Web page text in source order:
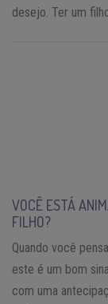
desejo. Ter um
VOCÊ ESTÁ
FILHO?
Quando você
este é um bom
com uma